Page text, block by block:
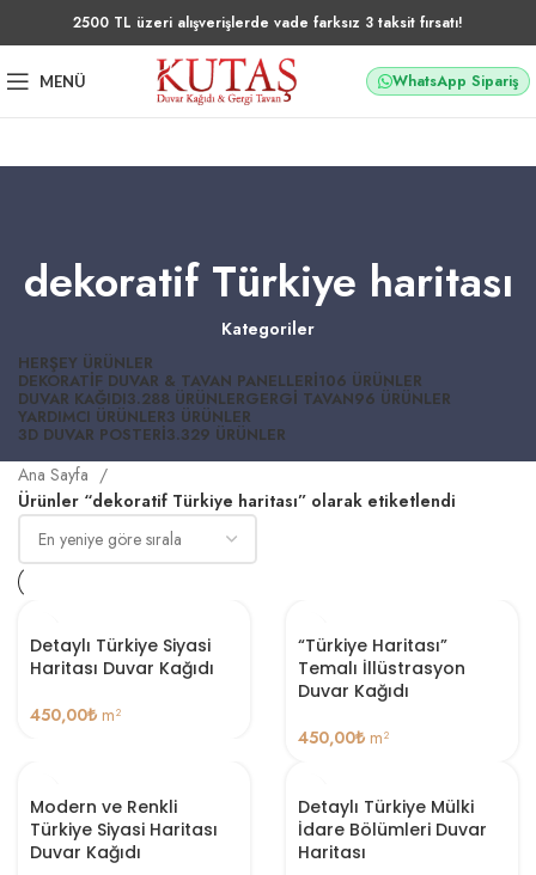
2500 TL üzeri alışverişlerde vade farksız 3 taksit fırsatı!
MENÜ WhatsApp Sipariş
dekoratif Türkiye haritası
Kategoriler
HERŞEY ÜRÜNLER
DEKORATIF DUVAR & TAVAN PANELLERI106 ÜRÜNLER
DUVAR KAĞIDI3.288 ÜRÜNLERGERGI TAVAN96 ÜRÜNLER
YARDIMCI ÜRÜNLER3 ÜRÜNLER
3D DUVAR POSTERI3.329 ÜRÜNLER
Ana Sayfa
Ürünler “dekoratif Türkiye haritası” olarak etiketlendi
Detaylı Türkiye Siyasi
Haritası Duvar Kağıdı
450,00₺ m²
“Türkiye Haritası”
Temalı İllüstrasyon
Duvar Kağıdı
450,00₺ m²
Modern ve Renkli
Türkiye Siyasi Haritası
Duvar Kağıdı
Detaylı Türkiye Mülki
İdare Bölümleri Duvar
Haritası